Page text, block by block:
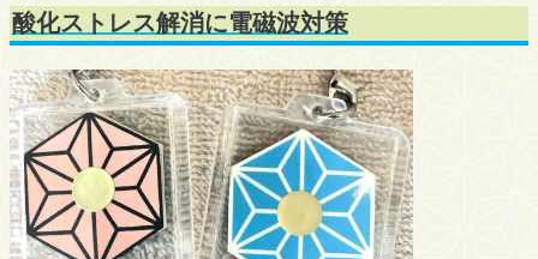
酸化ストレス解消に電磁波対策